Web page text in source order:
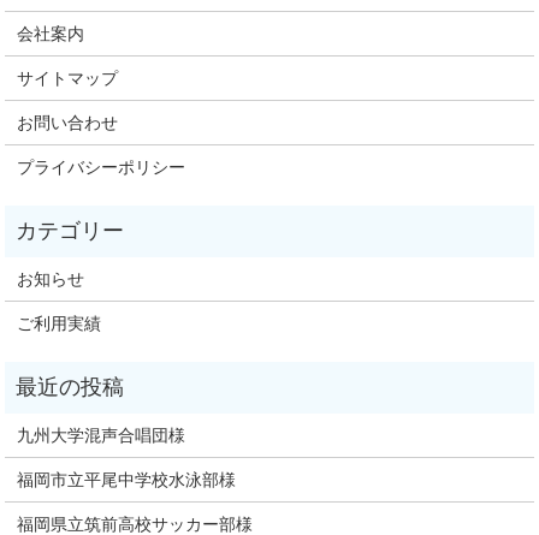
会社案内
サイトマップ
お問い合わせ
プライバシーポリシー
お知らせ
ご利用実績
九州大学混声合唱団様
福岡市立平尾中学校水泳部様
福岡県立筑前高校サッカー部様